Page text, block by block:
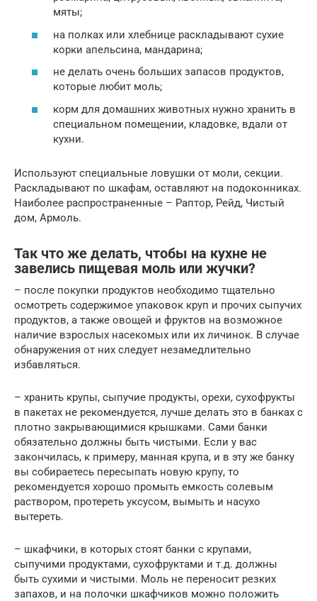
мяты;
на полках или хлебнице раскладывают сухие
корки апельсина, мандарина;
не делать очень больших запасов продуктов,
которые любит моль;
корм для домашних животных нужно хранить в
специальном помещении, кладовке, вдали от
кухни.
Используют специальные ловушки от моли, секции.
Раскладывают по шкафам, оставляют на подоконниках.
Наиболее распространенные – Раптор, Рейд, Чистый
дом, Армоль.
Так что же делать, чтобы на кухне не
завелись пищевая моль или жучки?
– после покупки продуктов необходимо тщательно
осмотреть содержимое упаковок круп и прочих сыпучих
продуктов, а также овощей и фруктов на возможное
наличие взрослых насекомых или их личинок. В случае
обнаружения от них следует незамедлительно
избавляться.
– хранить крупы, сыпучие продукты, орехи, сухофрукты
в пакетах не рекомендуется, лучше делать это в банках с
плотно закрывающимися крышками. Сами банки
обязательно должны быть чистыми. Если у вас
закончилась, к примеру, манная крупа, и в эту же банку
вы собираетесь пересыпать новую крупу, то
рекомендуется хорошо промыть емкость солевым
раствором, протереть уксусом, вымыть и насухо
вытереть.
– шкафчики, в которых стоят банки с крупами,
сыпучими продуктами, сухофруктами и т.д. должны
быть сухими и чистыми. Моль не переносит резких
запахов, и на полочки шкафчиков можно положить